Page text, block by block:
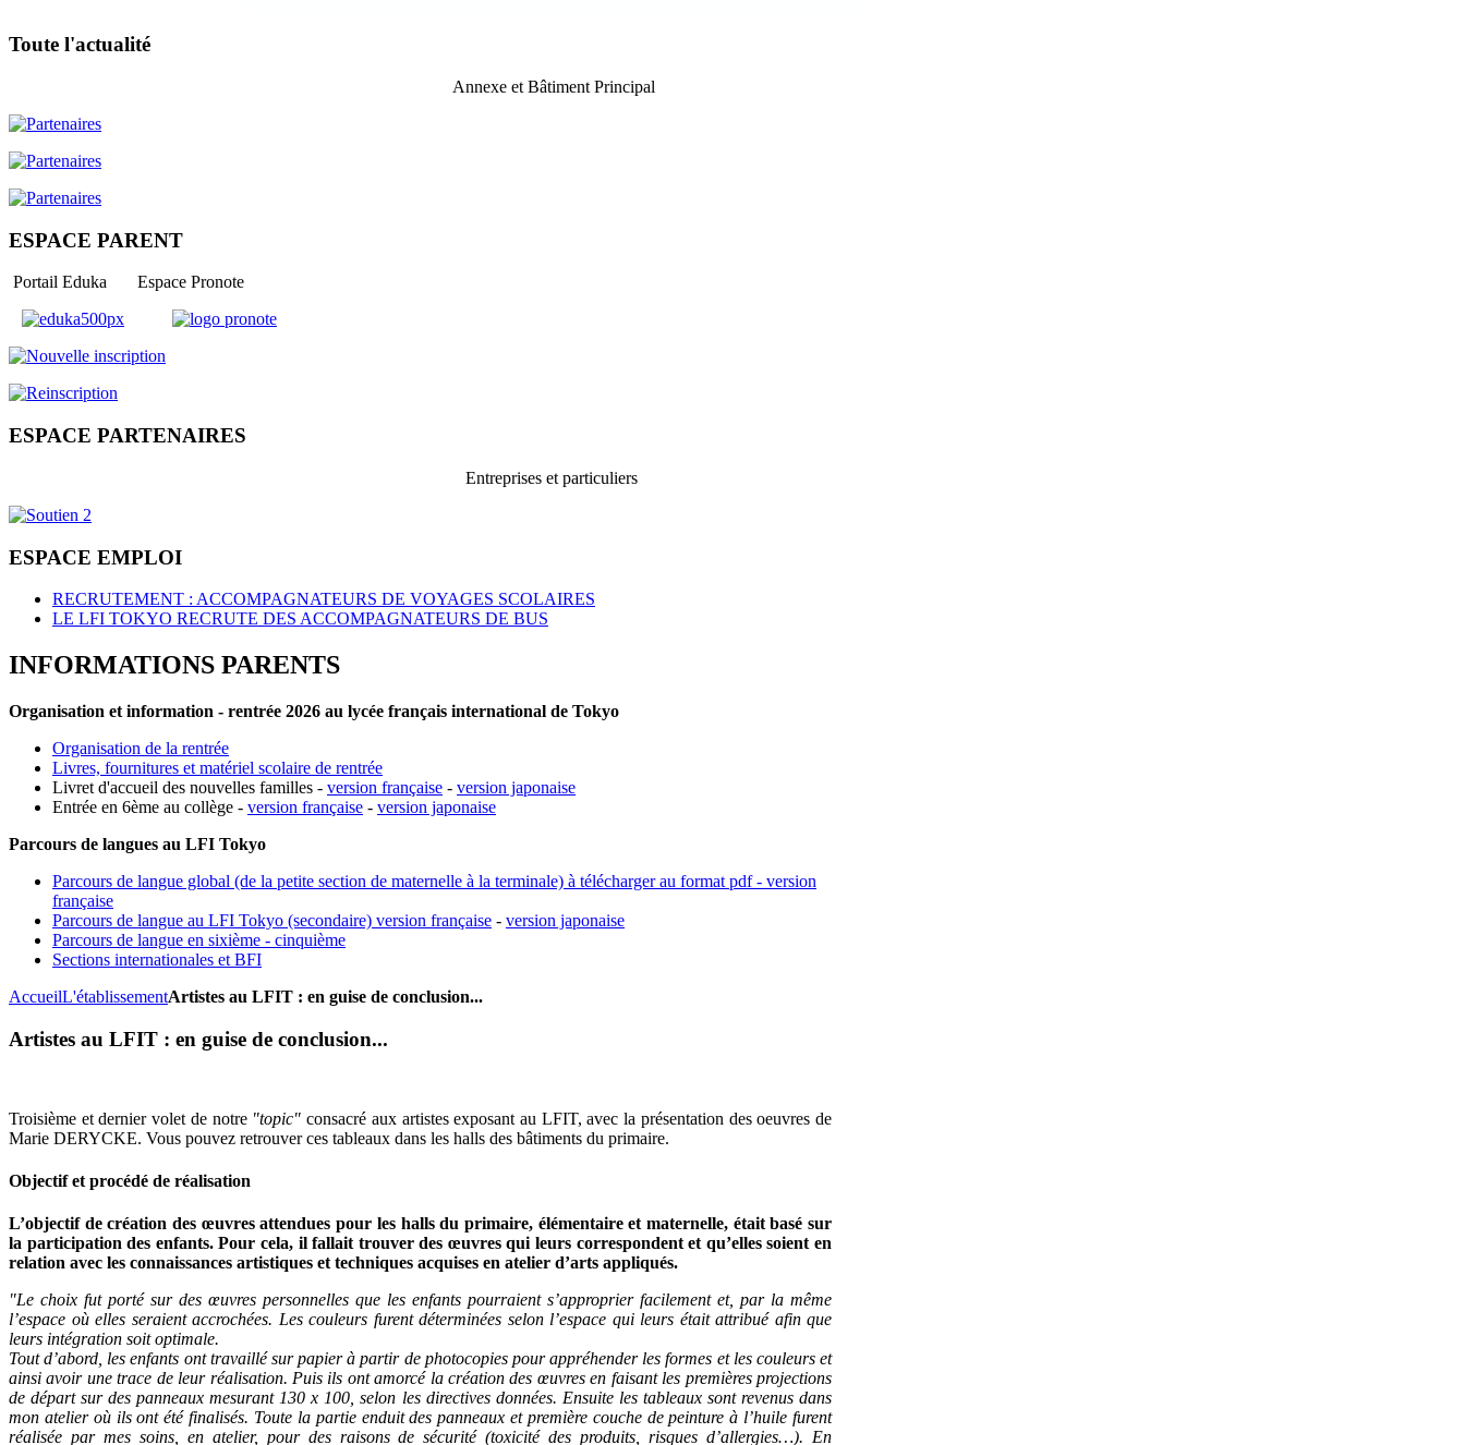
Toute l'actualité
Annexe et Bâtiment Principal
ESPACE PARENT
Portail Eduka Espace Pronote
ESPACE PARTENAIRES
Entreprises et particuliers
ESPACE EMPLOI
RECRUTEMENT : ACCOMPAGNATEURS DE VOYAGES SCOLAIRES
LE LFI TOKYO RECRUTE DES ACCOMPAGNATEURS DE BUS
INFORMATIONS PARENTS
Organisation et information - rentrée 2026 au lycée français international de Tokyo
Organisation de la rentrée
Livres, fournitures et matériel scolaire de rentrée
Livret d'accueil des nouvelles familles - version française - version japonaise
Entrée en 6ème au collège - version française - version japonaise
Parcours de langues au LFI Tokyo
Parcours de langue global (de la petite section de maternelle à la terminale) à télécharger au format pdf - version
française
Parcours de langue au LFI Tokyo (secondaire) version française - version japonaise
Parcours de langue en sixième - cinquième
Sections internationales et BFI
AccueilL'établissementArtistes au LFIT : en guise de conclusion...
Artistes au LFIT : en guise de conclusion...
Troisième et dernier volet de notre "topic"consacré aux artistes exposant au LFIT, avec la présentation des oeuvres de
Marie DERYCKE. Vous pouvez retrouver ces tableaux dans les halls des bâtiments du primaire.
Objectif et procédé de réalisation
L’objectif de création des œuvres attendues pour les halls du primaire, élémentaire et maternelle, était basé sur
la participation des enfants. Pour cela, il fallait trouver des œuvres qui leurs correspondent et qu’elles soient en
relation avec les connaissances artistiques et techniques acquises en atelier d’arts appliqués.
"Le choix fut porté sur des œuvres personnelles que les enfants pourraient s’approprier facilement et, par la même
l’espace où elles seraient accrochées. Les couleurs furent déterminées selon l’espace qui leurs était attribué afin que
leurs intégration soit optimale.
Tout d’abord, les enfants ont travaillé sur papier à partir de photocopies pour appréhender les formes et les couleurs et
ainsi avoir une trace de leur réalisation. Puis ils ont amorcé la création des œuvres en faisant les premières projections
de départ sur des panneaux mesurant 130 x 100, selon les directives données. Ensuite les tableaux sont revenus dans
mon atelier où ils ont été finalisés. Toute la partie enduit des panneaux et première couche de peinture à l’huile furent
réalisée par mes soins, en atelier, pour des raisons de sécurité (toxicité des produits, risques d’allergies…). En